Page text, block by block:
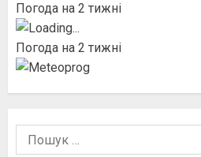
Погода на 2 тижні
Погода на 2 тижні
Пошук: